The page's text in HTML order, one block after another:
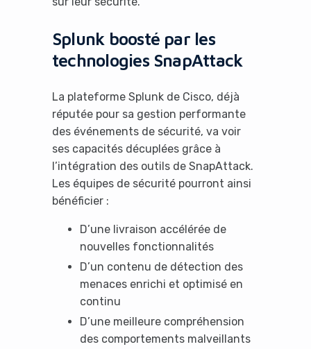
Splunk boosté par les
technologies SnapAttack
La plateforme Splunk de Cisco, déjà
réputée pour sa gestion performante
des événements de sécurité, va voir
ses capacités décuplées grâce à
l’intégration des outils de SnapAttack.
Les équipes de sécurité pourront ainsi
bénéficier :
D’une livraison accélérée de
nouvelles fonctionnalités
D’un contenu de détection des
menaces enrichi et optimisé en
continu
D’une meilleure compréhension
des comportements malveillants